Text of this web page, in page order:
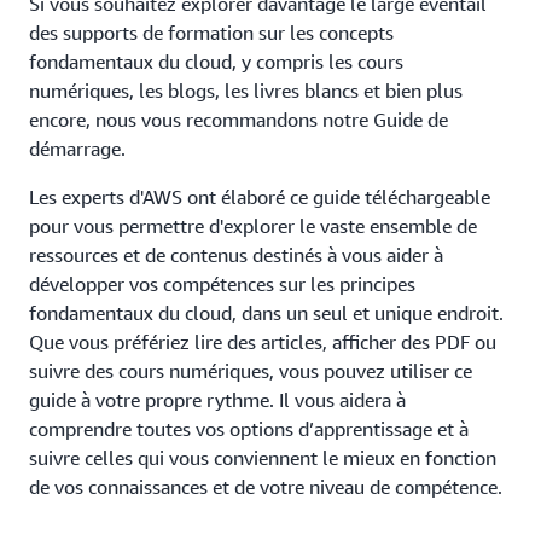
des supports de formation sur les concepts
fondamentaux du cloud, y compris les cours
numériques, les blogs, les livres blancs et bien plus
encore, nous vous recommandons notre Guide de
démarrage.
Les experts d'AWS ont élaboré ce guide téléchargeable
pour vous permettre d'explorer le vaste ensemble de
ressources et de contenus destinés à vous aider à
développer vos compétences sur les principes
fondamentaux du cloud, dans un seul et unique endroit.
Que vous préfériez lire des articles, afficher des PDF ou
suivre des cours numériques, vous pouvez utiliser ce
guide à votre propre rythme. Il vous aidera à
comprendre toutes vos options d’apprentissage et à
suivre celles qui vous conviennent le mieux en fonction
de vos connaissances et de votre niveau de compétence.